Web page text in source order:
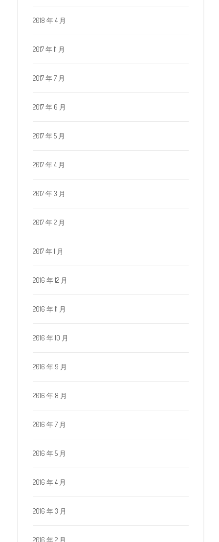
2018 年 4 月
2017 年 11 月
2017 年 7 月
2017 年 6 月
2017 年 5 月
2017 年 4 月
2017 年 3 月
2017 年 2 月
2017 年 1 月
2016 年 12 月
2016 年 11 月
2016 年 10 月
2016 年 9 月
2016 年 8 月
2016 年 7 月
2016 年 5 月
2016 年 4 月
2016 年 3 月
2016 年 2 月